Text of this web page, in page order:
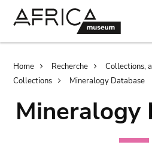
Breadcrumb
Home Recherche
Collections,
Collections
Mineralogy Database
Mineralogy